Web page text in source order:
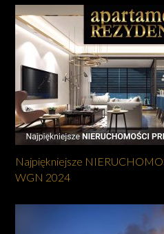
Najpiękniejsze
WGN 2024